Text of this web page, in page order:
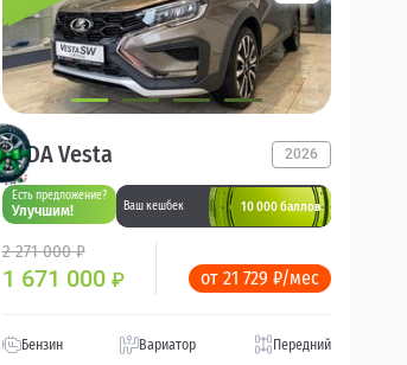
LADA Vesta 2026
Есть предложение?
Улучшим! Ваш кешбек 10 000 баллов
2 271 000 ₽
1 671 000 ₽ от 21 729 ₽/мес
Бензин Вариатор Передний